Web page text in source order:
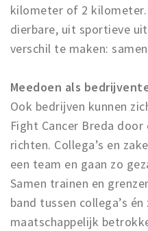
kilometer of 2
dierbare, uit sportieve
verschil te maken:
Meedoen als
Ook bedrijven kunnen
Fight Cancer Breda
richten. Collega’s en
een team en gaan zo
Samen trainen en
band tussen collega’s
maatschappelijk